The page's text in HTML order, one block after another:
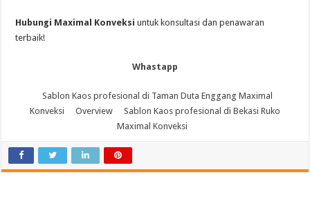
Hubungi Maximal Konveksi untuk konsultasi dan penawaran
terbaik!
Whastapp
Sablon Kaos profesional di Taman Duta Enggang Maximal
Konveksi
Overview
Sablon Kaos profesional di Bekasi Ruko
Maximal Konveksi